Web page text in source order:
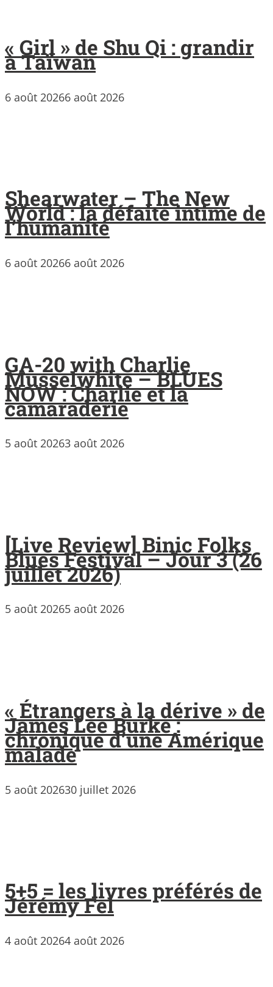
« Girl » de Shu Qi : grandir
à Taïwan
6 août 20266 août 2026
Shearwater – The New
World : la défaite intime de
l’humanité
6 août 20266 août 2026
GA-20 with Charlie
Musselwhite – BLUES
NOW : Charlie et la
camaraderie
5 août 20263 août 2026
[Live Review] Binic Folks
Blues Festival – Jour 3 (26
juillet 2026)
5 août 20265 août 2026
« Étrangers à la dérive » de
James Lee Burke :
chronique d’une Amérique
malade
5 août 202630 juillet 2026
5+5 = les livres préférés de
Jérémy Fel
4 août 20264 août 2026